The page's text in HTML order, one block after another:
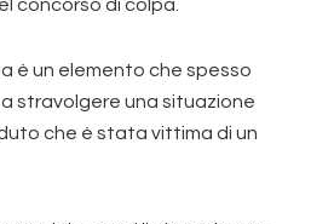
concorso di colpa.
è un elemento che spesso
stravolgere una situazione
che è stata vittima di un